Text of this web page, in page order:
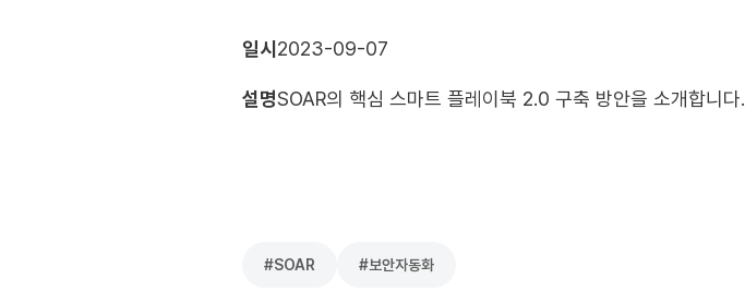
일시
설명
2023-09-07
SOAR의 핵심 스마트 플레이북 2.0 구축 방안을 소개합니다.
#SOAR #보안자동화